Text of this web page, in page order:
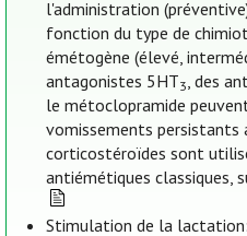
l'administration
fonction du type de
émétogène (élevé,
antagonistes 5HT3, des
le métoclopramide
vomissements persistants
corticostéroïdes sont
antiémétiques classiques,
Stimulation de la